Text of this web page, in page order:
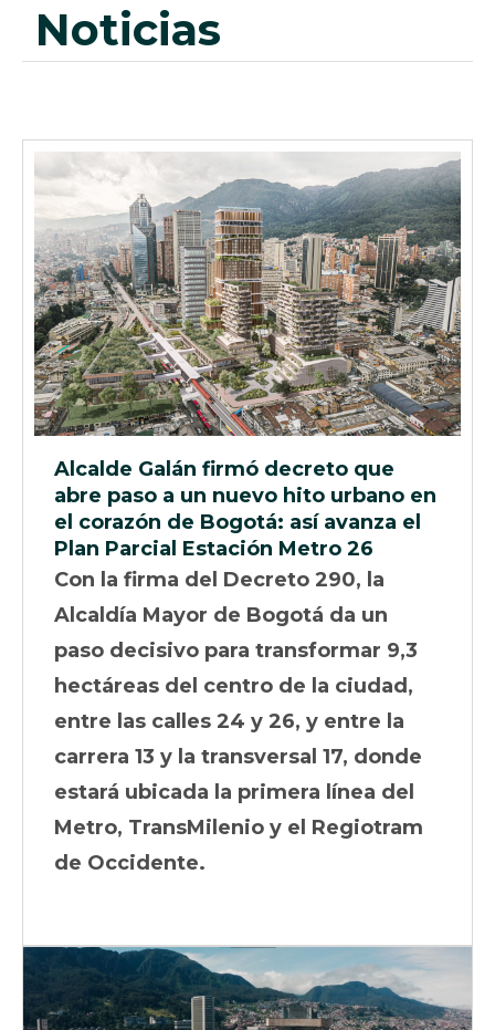
noticias
Alcalde Galán firmó decreto que
abre paso a un nuevo hito urbano en
el corazón de Bogotá: así avanza el
Plan Parcial Estación Metro 26
Con la firma del Decreto 290, la
Alcaldía Mayor de Bogotá da un
paso decisivo para transformar 9,3
hectáreas del centro de la ciudad,
entre las calles 24 y 26, y entre la
carrera 13 y la transversal 17, donde
estará ubicada la primera línea del
Metro, TransMilenio y el Regiotram
de Occidente.